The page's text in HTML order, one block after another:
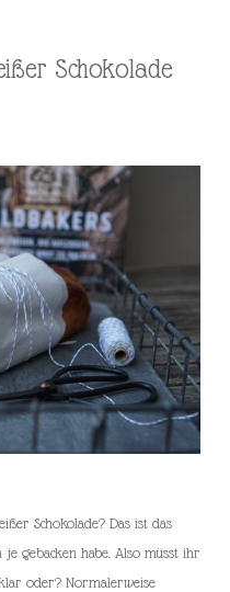
Schokolade
Schokolade? Das ist das
je gebacken habe. Also müsst ihr
oder? Normalerweise